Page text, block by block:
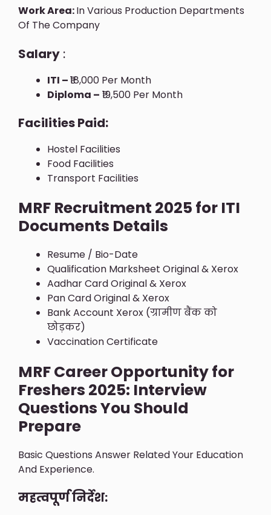
Work Area:In Various Production Departments
Of The Company
Salary :
ITI –₹18,000 Per Month
Diploma – ₹19,500 Per Month
Facilities Paid:
Hostel Facilities
Food Facilities
Transport Facilities
MRF Recruitment 2025 for ITI
Documents Details
Resume / Bio-Date
Qualification Marksheet Original & Xerox
Aadhar Card Original & Xerox
Pan Card Original & Xerox
Bank Account Xerox (ग्रामीण बैंक को
छोड़कर)
Vaccination Certificate
MRF Career Opportunity for
Freshers 2025: Interview
Questions You Should
Prepare
Basic Questions Answer Related Your Education
And Experience.
महत्वपूर्ण निर्देश: